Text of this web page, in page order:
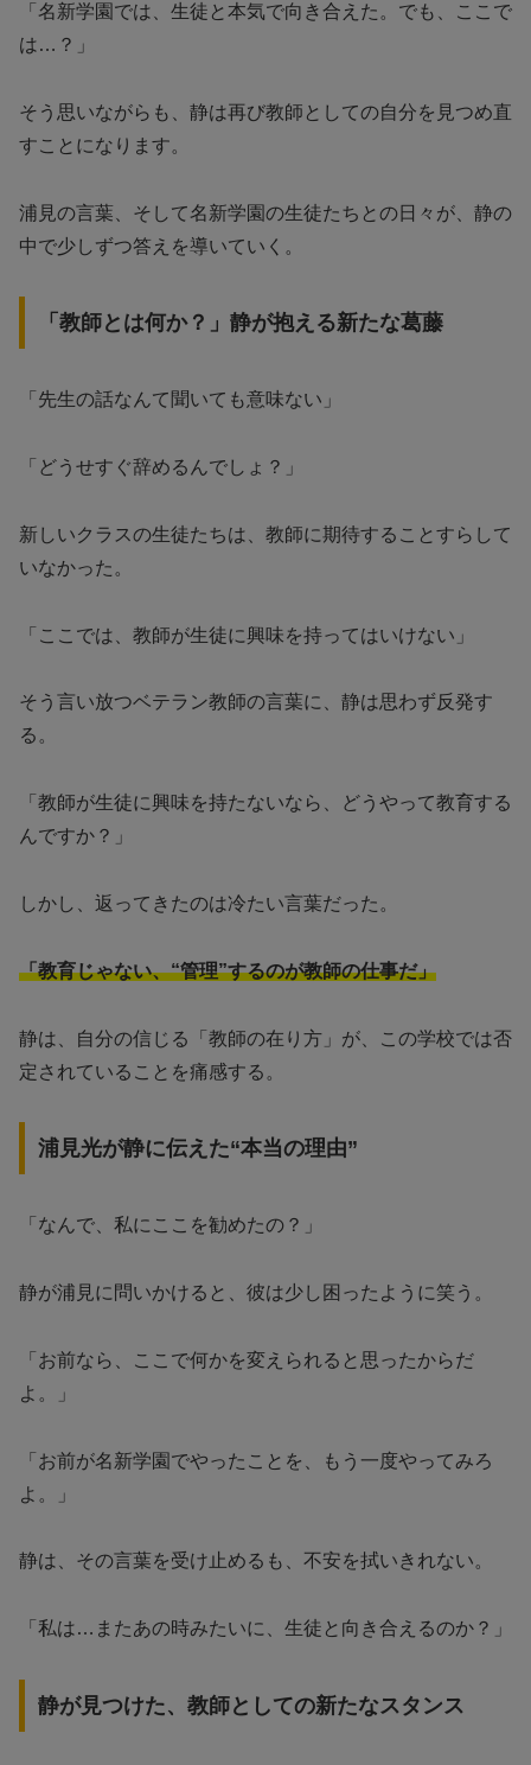
「名新学園では、生徒と本気で向き合えた。でも、ここで
は…？」
そう思いながらも、静は再び教師としての自分を見つめ直
すことになります。
浦見の言葉、そして名新学園の生徒たちとの日々が、静の
中で少しずつ答えを導いていく。
「教師とは何か？」静が抱える新たな葛藤
「先生の話なんて聞いても意味ない」
「どうせすぐ辞めるんでしょ？」
新しいクラスの生徒たちは、教師に期待することすらして
いなかった。
「ここでは、教師が生徒に興味を持ってはいけない」
そう言い放つベテラン教師の言葉に、静は思わず反発す
る。
「教師が生徒に興味を持たないなら、どうやって教育する
んですか？」
しかし、返ってきたのは冷たい言葉だった。
「教育じゃない、“管理”するのが教師の仕事だ」
静は、自分の信じる「教師の在り方」が、この学校では否
定されていることを痛感する。
浦見光が静に伝えた“本当の理由”
「なんで、私にここを勧めたの？」
静が浦見に問いかけると、彼は少し困ったように笑う。
「お前なら、ここで何かを変えられると思ったからだ
よ。」
「お前が名新学園でやったことを、もう一度やってみろ
よ。」
静は、その言葉を受け止めるも、不安を拭いきれない。
「私は…またあの時みたいに、生徒と向き合えるのか？」
静が見つけた、教師としての新たなスタンス